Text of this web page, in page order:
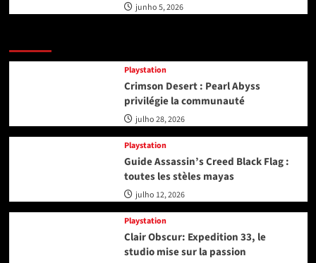
junho 5, 2026
Playstation
Crimson Desert : Pearl Abyss
privilégie la communauté
julho 28, 2026
Playstation
Guide Assassin’s Creed Black Flag :
toutes les stèles mayas
julho 12, 2026
Playstation
Clair Obscur: Expedition 33, le
studio mise sur la passion